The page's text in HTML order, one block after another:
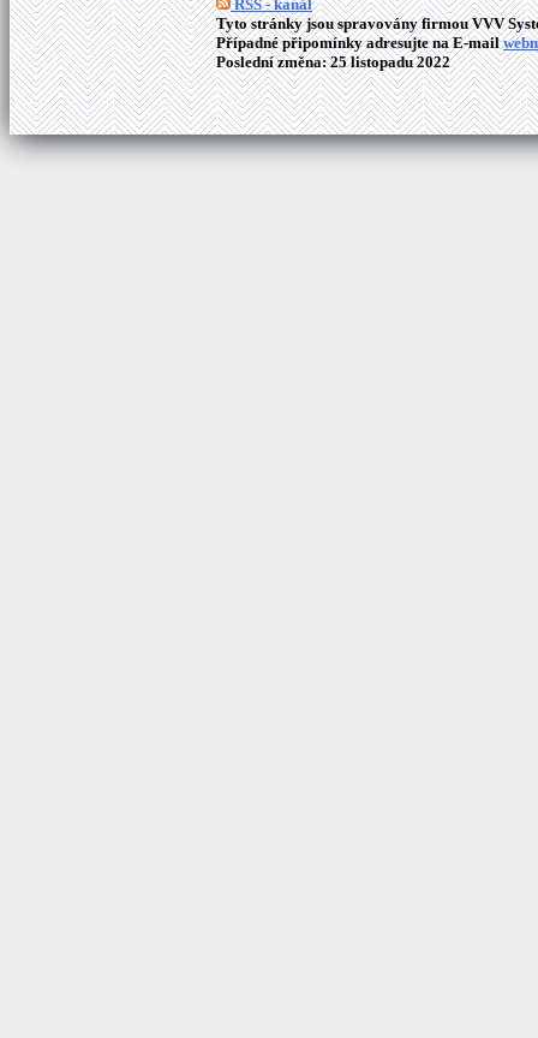
RSS - kanál
Tyto stránky jsou spravovány firmou VVV
Případné připomínky adresujte na E-mail
Poslední změna: 25 listopadu 2022